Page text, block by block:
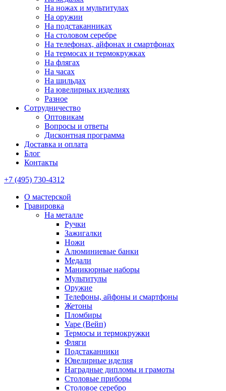
На ножах и мультитулах
На оружии
На подстаканниках
На столовом серебре
На телефонах, айфонах и смартфонах
На термосах и термокружках
На флягах
На часах
На шильдах
На ювелирных изделиях
Разное
Сотрудничество
Оптовикам
Вопросы и ответы
Дисконтная программа
Доставка и оплата
Блог
Контакты
+7 (495) 730-4312
О мастерской
Гравировка
На металле
Ручки
Зажигалки
Ножи
Алюминиевые банки
Медали
Маникюрные наборы
Мультитулы
Оружие
Телефоны, айфоны и смартфоны
Жетоны
Пломбиры
Vape (Вейп)
Термосы и термокружки
Фляги
Подстаканники
Ювелирные иделия
Наградные дипломы и грамоты
Столовые приборы
Столовое серебро